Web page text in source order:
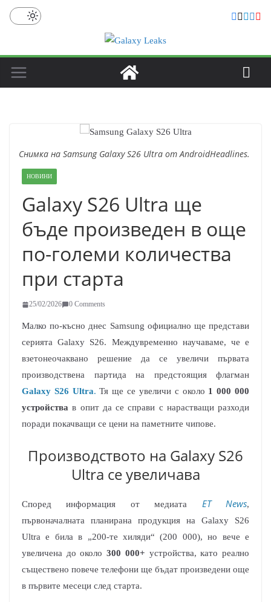
Skip
Снимка на Samsung Galaxy S26 Ultra от AndroidHeadlines.
НОВИНИ
Galaxy S26 Ultra ще
бъде произведен в още
по-големи количества
при старта
25/02/2026 0 Comments
Малко по-късно днес Samsung официално ще представи
серията Galaxy S26. Междувременно научаваме, че е
взетонеочакванo решение да се увеличи първата
производствена партида на предстоящия флагман
Galaxy S26 Ultra. Тя ще се увеличи с около 1 000 000
устройствав опит да се справи с нарастващи разходи
поради покачващи се цени на паметните чипове.
Производството на Galaxy S26
Ultra се увеличава
Според информация от медиата ET News,
първоначалната планирана продукция на Galaxy S26
Ultra е била в „200-те хиляди“ (200 000), но вече е
увеличена до около300 000+ устройства, като реално
съществено повече телефони ще бъдат произведени още
в първите месеци след старта.